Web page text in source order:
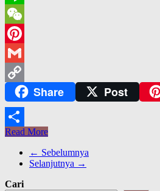
Line
WeChat
Pinterest
Gmail
Copy
Link
Share Post
Share
Read More
← Sebelumnya
Selanjutnya →
Cari